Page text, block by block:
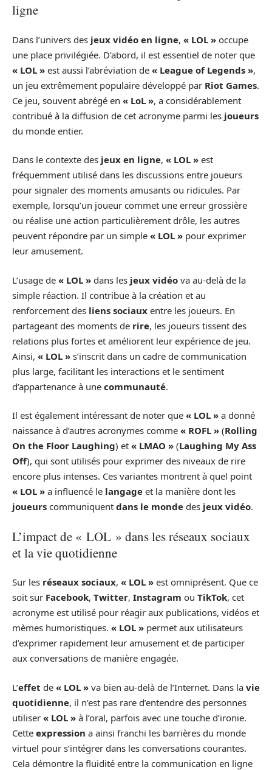
ligne
Dans l’univers des jeux vidéo en ligne, « LOL » occupe
une place privilégiée. D’abord, il est essentiel de noter que
« LOL » est aussi l’abréviation de « League of Legends »,
un jeu extrêmement populaire développé par Riot Games.
Ce jeu, souvent abrégé en « LoL », a considérablement
contribué à la diffusion de cet acronyme parmi les joueurs
du monde entier.
Dans le contexte des jeux en ligne, « LOL » est
fréquemment utilisé dans les discussions entre joueurs
pour signaler des moments amusants ou ridicules. Par
exemple, lorsqu’un joueur commet une erreur grossière
ou réalise une action particulièrement drôle, les autres
peuvent répondre par un simple « LOL » pour exprimer
leur amusement.
L’usage de « LOL » dans les jeux vidéo va au-delà de la
simple réaction. Il contribue à la création et au
renforcement des liens sociaux entre les joueurs. En
partageant des moments de rire, les joueurs tissent des
relations plus fortes et améliorent leur expérience de jeu.
Ainsi, « LOL » s’inscrit dans un cadre de communication
plus large, facilitant les interactions et le sentiment
d’appartenance à une communauté.
Il est également intéressant de noter que « LOL » a donné
naissance à d’autres acronymes comme « ROFL » (Rolling
On the Floor Laughing) et « LMAO » (Laughing My Ass
Off), qui sont utilisés pour exprimer des niveaux de rire
encore plus intenses. Ces variantes montrent à quel point
« LOL » a influencé le langage et la manière dont les
joueurs communiquent dans le monde des jeux vidéo.
L’impact de « LOL » dans les réseaux sociaux
et la vie quotidienne
Sur les réseaux sociaux, « LOL » est omniprésent. Que ce
soit sur Facebook, Twitter, Instagram ou TikTok, cet
acronyme est utilisé pour réagir aux publications, vidéos et
mèmes humoristiques. « LOL » permet aux utilisateurs
d’exprimer rapidement leur amusement et de participer
aux conversations de manière engagée.
L’effet de « LOL » va bien au-delà de l’Internet. Dans la vie
quotidienne, il n’est pas rare d’entendre des personnes
utiliser « LOL » à l’oral, parfois avec une touche d’ironie.
Cette expression a ainsi franchi les barrières du monde
virtuel pour s’intégrer dans les conversations courantes.
Cela démontre la fluidité entre la communication en ligne